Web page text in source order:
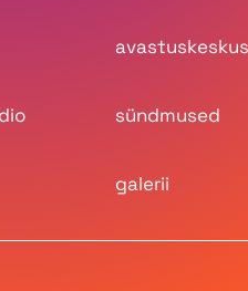
sündmused
galerii